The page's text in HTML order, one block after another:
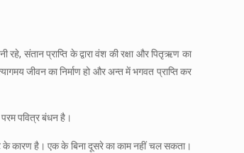
रहे, संतान प्राप्ति के द्वारा वंश की रक्षा और पितृऋण का
जीवन का निर्माण हो और अन्त में भगवत प्राप्ति कर
परम पवित्र बंधन है।
के कारण है। एक के बिना दूसरे का काम नहीं चल सकता।